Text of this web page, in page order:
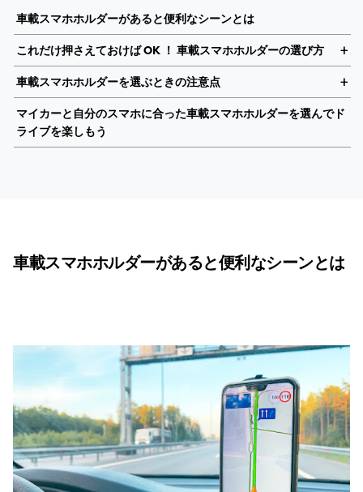
車載スマホホルダーがあると便利なシーンとは
これだけ押さえておけば OK ！ 車載スマホホルダーの選び方
車載スマホホルダーを選ぶときの注意点
マイカーと自分のスマホに合った車載スマホホルダーを選んでド
ライブを楽しもう
車載スマホホルダーがあると便利なシーンとは